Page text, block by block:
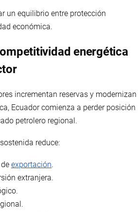
un equilibrio entre protección
económica.
energética
incrementan reservas y modernizan
Ecuador comienza a perder posición
petrolero regional.
reduce:
exportación.
extranjera.